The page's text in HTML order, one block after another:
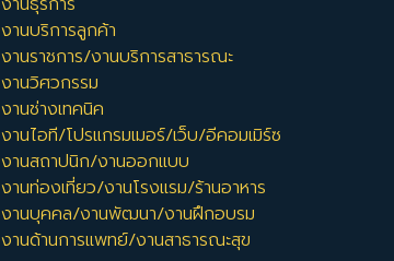
งานบริการลูกค้า
งานราชการ/งานบริการสาธารณะ
งานวิศวกรรม
งานช่างเทคนิค
งานไอที/โปรแกรมเมอร์/เว็บ/อีคอมเมิร์ซ
งานสถาปนิก/งานออกแบบ
งานท่องเที่ยว/งานโรงแรม/ร้านอาหาร
งานบุคคล/งานพัฒนา/งานฝึกอบรม
งานด้านการแพทย์/งานสาธารณะสุข